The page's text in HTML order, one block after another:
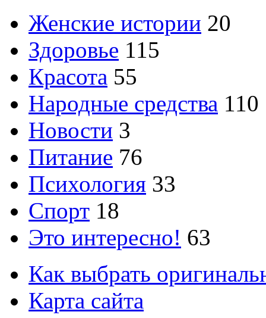
Женские истории 20
Здоровье 115
Красота 55
Народные средства 110
Новости 3
Питание 76
Психология 33
Спорт 18
Это интересно! 63
Как выбрать
Карта сайта